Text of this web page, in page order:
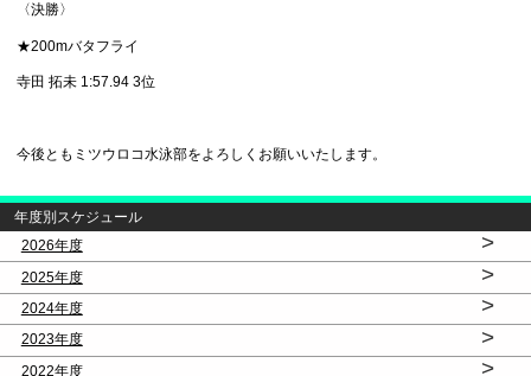
〈決勝〉
★200mバタフライ
寺田 拓未 1:57.94 3位
今後ともミツウロコ水泳部をよろしくお願いいたします。
年度別スケジュール
2026年度
>
2025年度 >
2024年度 >
2023年度 >
2022年度 >